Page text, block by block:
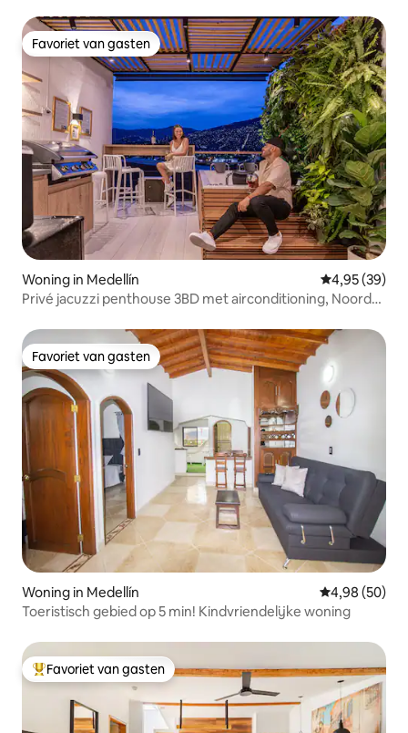
Favoriet van gasten
Favoriet van gasten
Woning in Medellín Gemiddelde
4,95 (39)
Privé jacuzzi penthouse 3BD met airconditioning, Noord-
Favoriet van gasten
Favoriet van gasten
Woning in Medellín Gemiddelde
4,98 (50)
Toeristisch gebied op 5 min! Kindvriendelijke woning
Topfavoriet van gasten
Favoriet van gasten